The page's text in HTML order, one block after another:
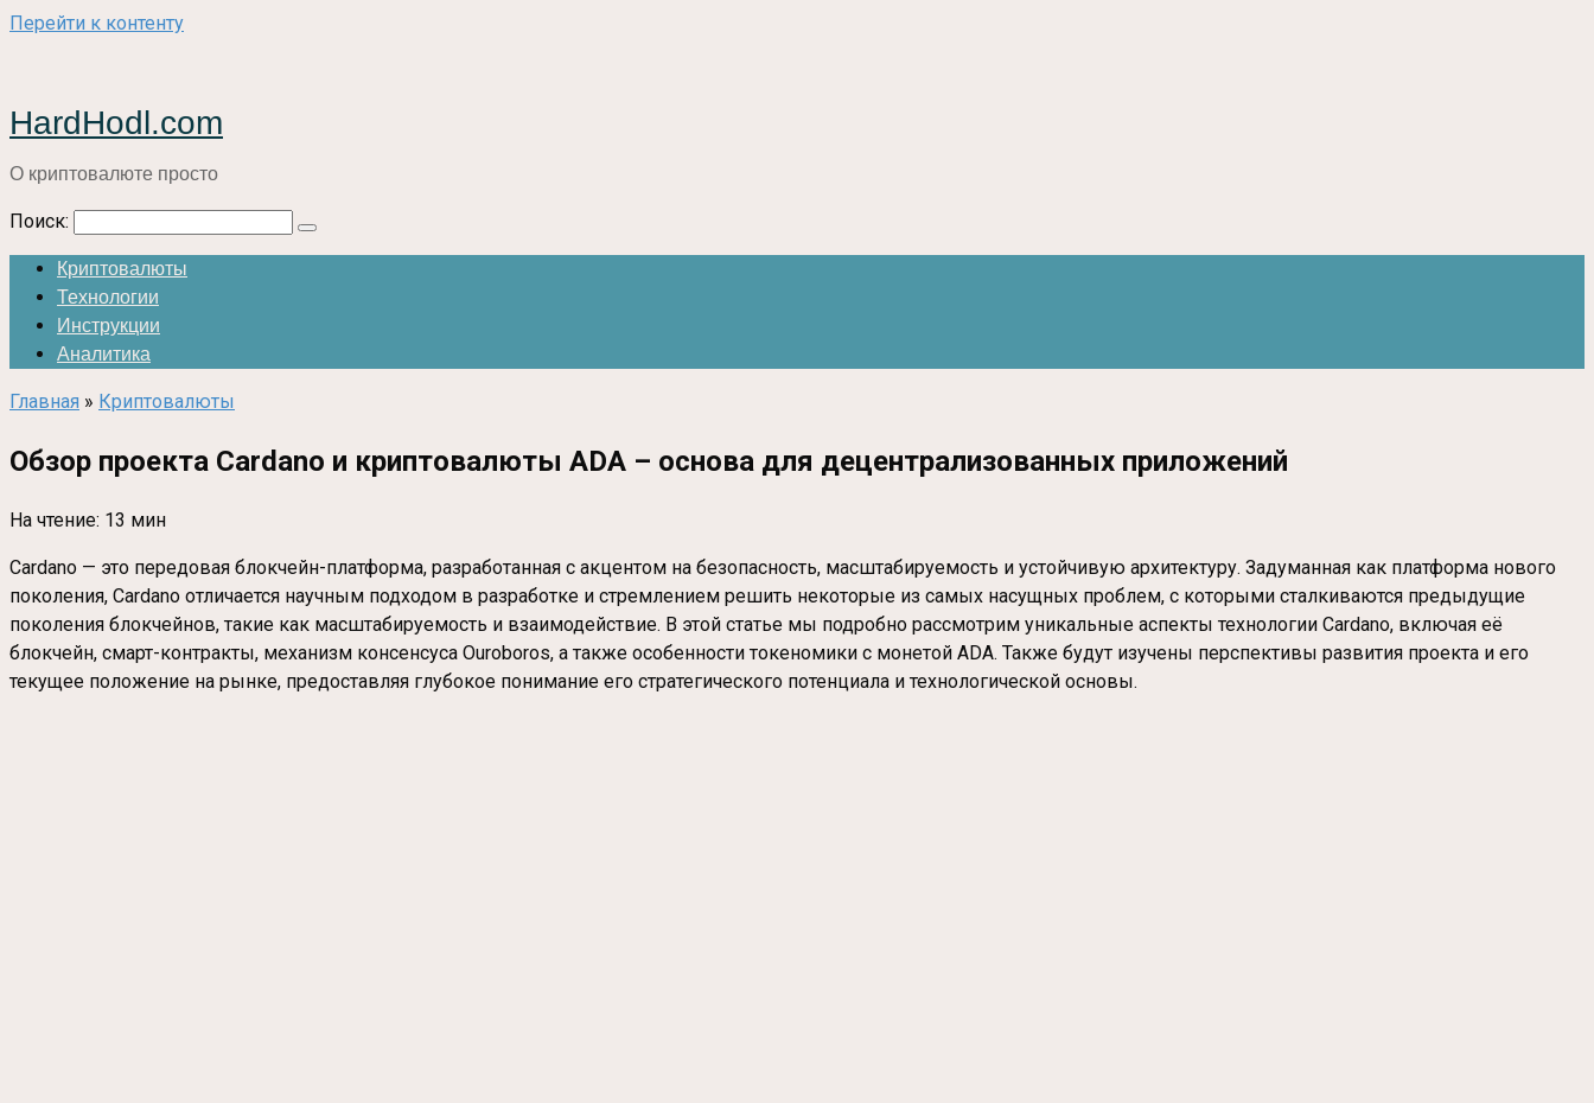
Перейти к контенту
HardHodl.com
О криптовалюте просто
Поиск:
Криптовалюты
Технологии
Инструкции
Аналитика
Главная » Криптовалюты
Обзор проекта Cardano и криптовалюты ADA – основа для децентрализованных приложений
На чтение: 13 мин
Cardano — это передовая блокчейн-платформа, разработанная с акцентом на безопасность, масштабируемость и устойчивую архитектуру. Задуманная как платформа нового
поколения, Cardano отличается научным подходом в разработке и стремлением решить некоторые из самых насущных проблем, с которыми сталкиваются предыдущие
поколения блокчейнов, такие как масштабируемость и взаимодействие. В этой статье мы подробно рассмотрим уникальные аспекты технологии Cardano, включая её
блокчейн, смарт-контракты, механизм консенсуса Ouroboros, а также особенности токеномики с монетой ADA. Также будут изучены перспективы развития проекта и его
текущее положение на рынке, предоставляя глубокое понимание его стратегического потенциала и технологической основы.